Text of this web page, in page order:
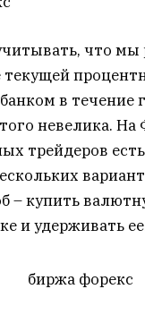
что мы
текущей
в течение
невелика. На
трейдеров
– купить
и удерживать